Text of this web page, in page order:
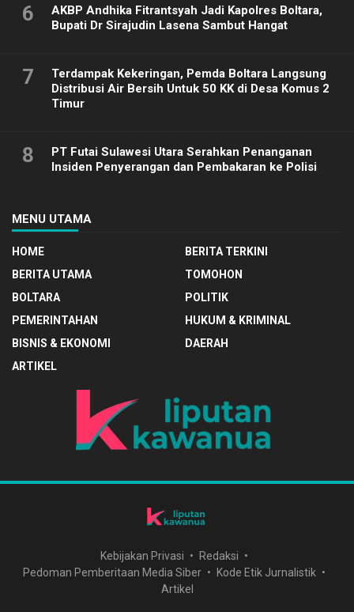
6
AKBP Andhika Fitrantsyah Jadi Kapolres Boltara,
Bupati Dr Sirajudin Lasena Sambut Hangat
7
Terdampak Kekeringan, Pemda Boltara Langsung
Distribusi Air Bersih Untuk 50 KK di Desa Komus 2
Timur
8
PT Futai Sulawesi Utara Serahkan Penanganan
Insiden Penyerangan dan Pembakaran ke Polisi
MENU UTAMA
HOME
BERITA TERKINI
BERITA UTAMA
TOMOHON
BOLTARA
POLITIK
PEMERINTAHAN
HUKUM & KRIMINAL
BISNIS & EKONOMI
DAERAH
ARTIKEL
Kebijakan Privasi
Redaksi
Pedoman Pemberitaan Media Siber
Kode Etik Jurnalistik
Artikel